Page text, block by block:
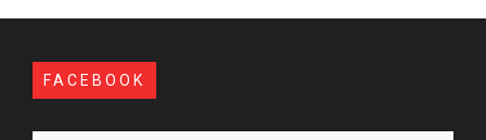
FACEBOOK